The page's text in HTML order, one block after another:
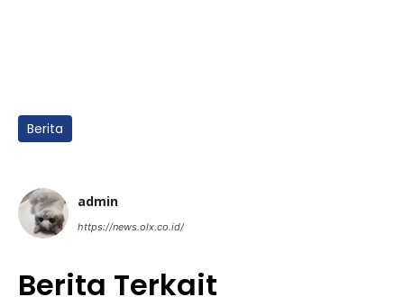
Berita
admin
https://news.olx.co.id/
Berita Terkait